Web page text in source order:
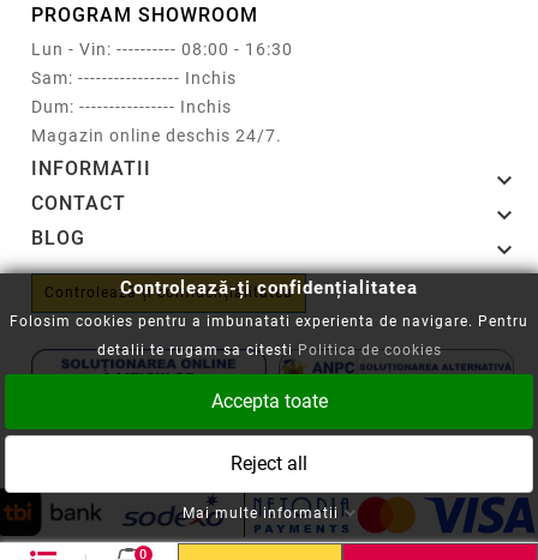
PROGRAM SHOWROOM
Lun - Vin: ---------- 08:00 - 16:30
Sam: ----------------- Inchis
Dum: ---------------- Inchis
Magazin online deschis 24/7.
INFORMATII 
CONTACT 
BLOG 
Controlează-ți confidențialitatea
Copyright © 2008-2026 - Cartuseria.ro
Politica SOL
0
Controlează-ți confidențialitatea
Folosim cookies pentru a imbunatati experienta de navigare. Pentru
detalii te rugam sa citestiPolitica de cookies
Accepta toate
Reject all
Mai multe informatii